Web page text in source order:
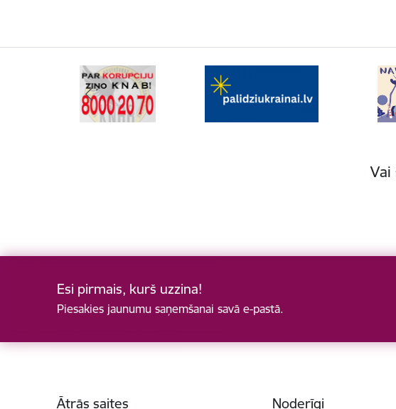
Esi pirmais, kurš uzzina!
Piesakies jaunumu saņemšanai savā e-pastā.
Ātrās saites Noderīgi